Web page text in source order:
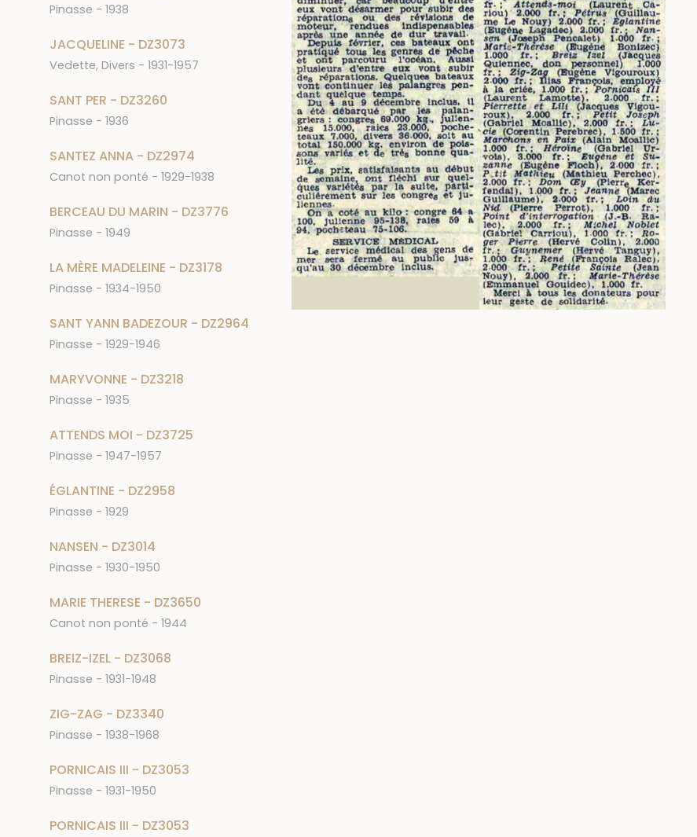
Pinasse - 1938
JACQUELINE - DZ3073
Vedette, Divers - 1931-1957
SANT PER - DZ3260
Pinasse - 1936
SANTEZ ANNA - DZ2974
Canot non ponté - 1929-1938
BERCEAU DU MARIN - DZ3776
Pinasse - 1949
LA MÈRE MADELEINE - DZ3178
Pinasse - 1934-1950
SANT YANN BADEZOUR - DZ2964
Pinasse - 1929-1946
MARYVONNE - DZ3218
Pinasse - 1935
ATTENDS MOI - DZ3725
Pinasse - 1947-1957
ÉGLANTINE - DZ2958
Pinasse - 1929
NANSEN - DZ3014
Pinasse - 1930-1950
MARIE THERESE - DZ3650
Canot non ponté - 1944
BREIZ-IZEL - DZ3068
Pinasse - 1931-1948
ZIG-ZAG - DZ3340
Pinasse - 1938-1968
PORNICAIS III - DZ3053
Pinasse - 1931-1950
PORNICAIS III - DZ3053